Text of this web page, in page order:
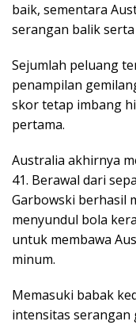
baik, sementara
serangan balik
Sejumlah peluang
penampilan
skor tetap imbang
pertama.
Australia akhirnya
41. Berawal dari
Garbowski berhasil
menyundul bola
untuk membawa
minum.
Memasuki babak
intensitas serangan